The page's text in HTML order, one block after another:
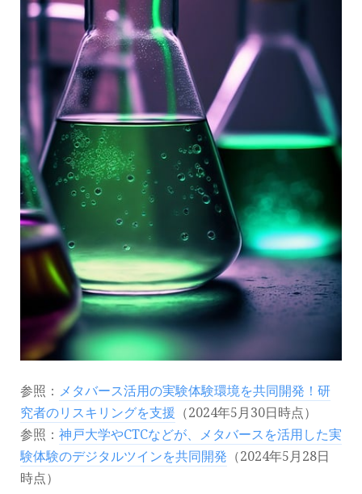
参照： メタバース活用の実験体験環境を共同開発！研
究者のリスキリングを支援 （2024年5月30日時点）
参照： 神戸大学やCTCなどが、メタバースを活用した実
験体験のデジタルツインを共同開発 （2024年5月28日
時点）